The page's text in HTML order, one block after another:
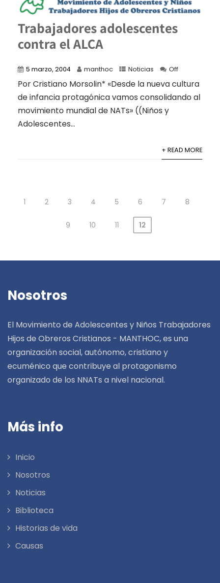
Trabajadores adolescentes
contra el ALCA
5 marzo, 2004 manthoc Noticias Off
Por Cristiano Morsolin* «Desde la nueva cultura
de infancia protagónica vamos consolidando al
movimiento mundial de NATs» ((Niños y
Adolescentes...
+ READ MORE
1 2 3 4 5 6 7 8
9 10 11 12
Nosotros
El Movimiento de Adolescentes y Niños Trabajadores
Hijos de Obreros Cristianos - MANTHOC, es una
organización social, autónomo, cristiano y
ecuménico que contribuye al protagonismo
organizado de los NNATs a nivel nacional.
Más info
Inicio
Nosotros
Noticias
Biblioteca
Historias de vida
Causas